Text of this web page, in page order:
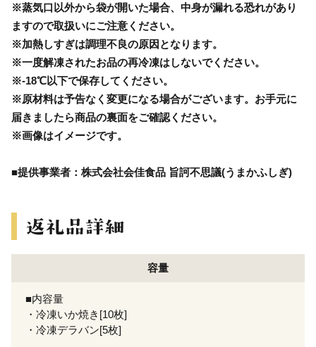
※蒸気口以外から袋が開いた場合、中身が漏れる恐れがあり
ますので取扱いにご注意ください。
※加熱しすぎは調理不良の原因となります。
※一度解凍されたお品の再冷凍はしないでください。
※-18℃以下で保存してください。
※原材料は予告なく変更になる場合がございます。お手元に
届きましたら商品の裏面をご確認ください。
※画像はイメージです。
■提供事業者：株式会社会佳食品 旨訶不思議(うまかふしぎ)
容量
■内容量
・冷凍いか焼き[10枚]
・冷凍デラバン[5枚]